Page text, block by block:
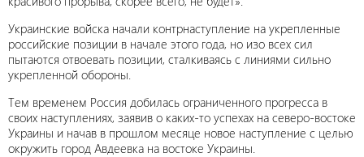
Украинские войска начали контрнаступление на укрепленные
российские позиции в начале этого года, но изо всех сил
пытаются отвоевать позиции, сталкиваясь с линиями сильно
укрепленной обороны.
Тем временем Россия добилась ограниченного прогресса в
своих наступлениях, заявив о каких-то успехах на северо-востоке
Украины и начав в прошлом месяце новое наступление с целью
окружить город Авдеевка на востоке Украины.